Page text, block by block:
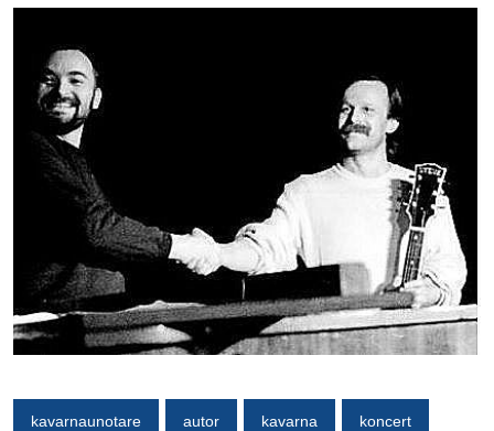
kavarnaunotare autor kavarna koncert